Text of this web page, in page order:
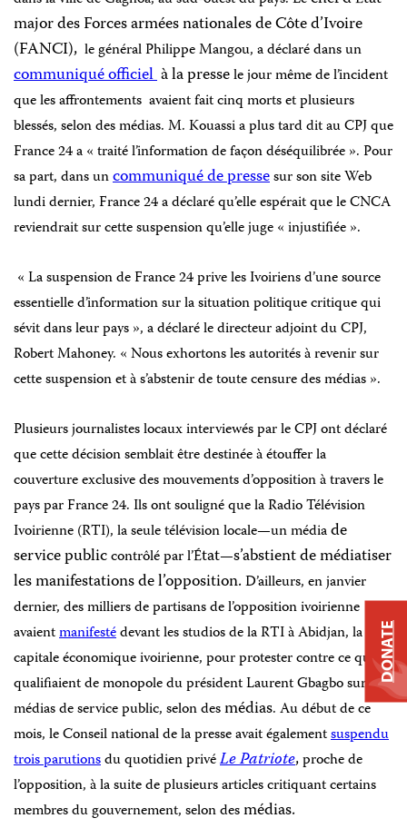
major des Forces armées nationales de Côte d’Ivoire
(FANCI), le général Philippe Mangou, a déclaré dans un
communiqué officielà la pressele jour même de l’incident
que les affrontements avaient fait cinq morts et plusieurs
blessés, selon des médias. M. Kouassi a plus tard dit au CPJ que
France 24 a « traité l’information de façon déséquilibrée ». Pour
sa part, dans uncommuniqué de pressesur son site Web
lundi dernier, France 24 a déclaré qu’elle espérait que le CNCA
reviendrait sur cette suspension qu’elle juge « injustifiée ».
« La suspension de France 24 prive les Ivoiriens d’une source
essentielle d’information sur la situation politique critique qui
sévit dans leur pays », a déclaré le directeur adjoint du CPJ,
Robert Mahoney. « Nous exhortons les autorités à revenir sur
cette suspension et à s’abstenir de toute censure des médias ».
Plusieurs journalistes locaux interviewés par le CPJ ont déclaré
que cette décision semblait être destinée à étouffer la
couverture exclusive des mouvements d’opposition à travers le
pays par France 24. Ils ont souligné que laRadio Télévision
Ivoirienne (RTI), la seule télévision locale—un médiade
service publiccontrôlé par l’État—s’abstient de médiatiser
les manifestations de l’opposition.D’ailleurs, en janvier
dernier, des milliers de partisans de l’opposition ivoirienne
avaientmanifestédevant les studios de la RTI à Abidjan, la
capitale économique ivoirienne, pour protester contre ce qu’ils
qualifiaient de monopole du président Laurent Gbagbo sur les
médias de service public, selon desmédias. Au début de ce
mois, le Conseil national de la presse avaitégalementsuspendu
trois parutionsdu quotidien privéLe Patriote,proche de
l’opposition,à la suite de plusieurs articles critiquant certains
membres du gouvernement, selon desmédias.
DONATE